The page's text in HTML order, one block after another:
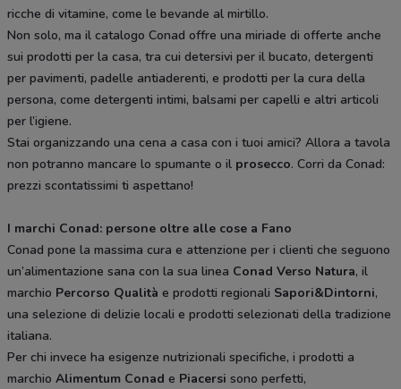
ricche di vitamine, come le bevande al mirtillo.
Non solo, ma il catalogo Conad offre una miriade di offerte anche
sui prodotti per la casa, tra cui detersivi per il bucato, detergenti
per pavimenti, padelle antiaderenti, e prodotti per la cura della
persona, come detergenti intimi, balsami per capelli e altri articoli
per l’igiene.
Stai organizzando una cena a casa con i tuoi amici? Allora a tavola
non potranno mancare lo spumante o il prosecco. Corri da Conad:
prezzi scontatissimi ti aspettano!
I marchi Conad: persone oltre alle cose a Fano
Conad pone la massima cura e attenzione per i clienti che seguono
un’alimentazione sana con la sua linea Conad Verso Natura, il
marchio Percorso Qualità e prodotti regionali Sapori&Dintorni,
una selezione di delizie locali e prodotti selezionati della tradizione
italiana.
Per chi invece ha esigenze nutrizionali specifiche, i prodotti a
marchio Alimentum Conad e Piacersi sono perfetti,